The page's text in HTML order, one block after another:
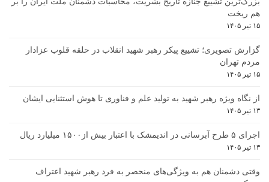
هم ریخت
۱۵ تیر ۱۴۰۵
گزارش تصویری؛ تشییع پیکر رهبر شهید انقلاب در حلقه قلوب عزادار
مردم تهران
۱۵ تیر ۱۴۰۵
از نگاه ویژه رهبر شهید به تولید علم و فناوری تا هوش استثنایی ایشان
۱۳ تیر ۱۴۰۵
اجرای ۵ طرح آبرسانی در اندیمشک با اعتبار بیش از۱۵۰۰ میلیارد ریال
۱۳ تیر ۱۴۰۵
وقتی دشمنان هم به ویژگی‌های منحصر به فرد رهبر شهید اعتراف